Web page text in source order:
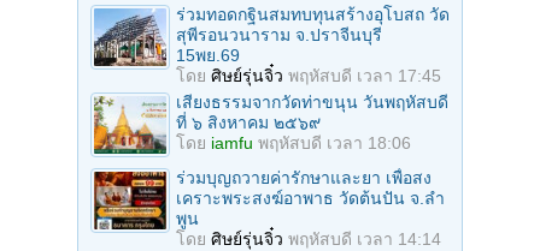
ร่วมทอดกฐินสมทบทุนสร้างอุโบสถ วัด
สุพีรอนวนาราม จ.ปราจีนบุรี
15พย.69
โดย ศิษย์รุ่นจิ๋ว พฤหัสบดี เวลา 17:45
เสียงธรรมจากวัดท่าขนุน วันพฤหัสบดี
ที่ ๖ สิงหาคม ๒๕๖๙
โดย iamfu พฤหัสบดี เวลา 18:06
ร่วมบุญถวายค่ารักษาและยา เพื่อสง
เคราะพระสงฆ์อาพาธ วัดต้นปัน จ.ลํา
พูน
โดย ศิษย์รุ่นจิ๋ว พฤหัสบดี เวลา 14:14